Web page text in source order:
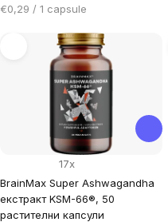
Цена
€0,29 / 1 capsule
BrainMax Super Ashwagandha
екстракт KSM-66®, 50
растителни капсули
17x